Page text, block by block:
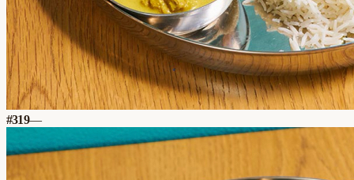
#319—